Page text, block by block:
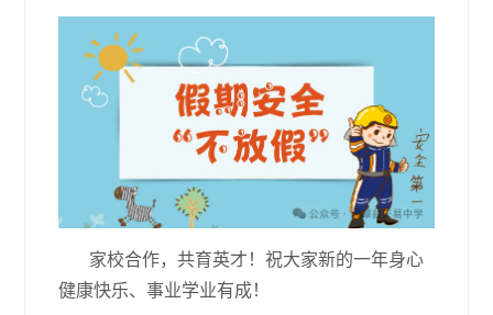
家校合作，共育英才！祝大家新的一年身心
健康快乐、事业学业有成！